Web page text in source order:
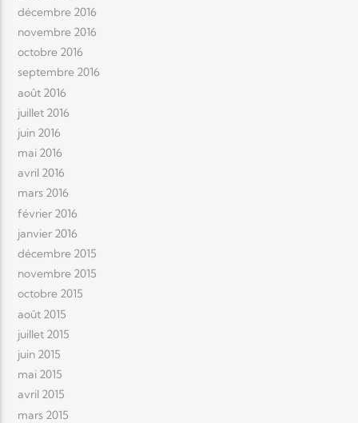
décembre 2016
novembre 2016
octobre 2016
septembre 2016
août 2016
juillet 2016
juin 2016
mai 2016
avril 2016
mars 2016
février 2016
janvier 2016
décembre 2015
novembre 2015
octobre 2015
août 2015
juillet 2015
juin 2015
mai 2015
avril 2015
mars 2015